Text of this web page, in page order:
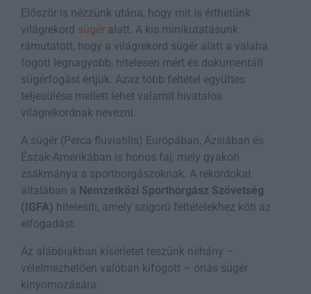
Először is nézzünk utána, hogy mit is érthetünk
világrekord sügér alatt. A kis minikutatásunk
rámutatott, hogy a világrekord sügér alatt a valaha
fogott legnagyobb, hitelesen mért és dokumentált
sügérfogást értjük. Azaz több feltétel együttes
teljesülése mellett lehet valamit hivatalos
világrekordnak nevezni.
A sügér (Perca fluviatilis) Európában, Ázsiában és
Észak-Amerikában is honos faj, mely gyakori
zsákmánya a sporthorgászoknak. A rekordokat
általában a Nemzetközi Sporthorgász Szövetség
(IGFA) hitelesíti, amely szigorú feltételekhez köti az
elfogadást.
Az alábbiakban kísérletet teszünk néhány –
vélelmezhetően valóban kifogott – óriás sügér
kinyomozására.